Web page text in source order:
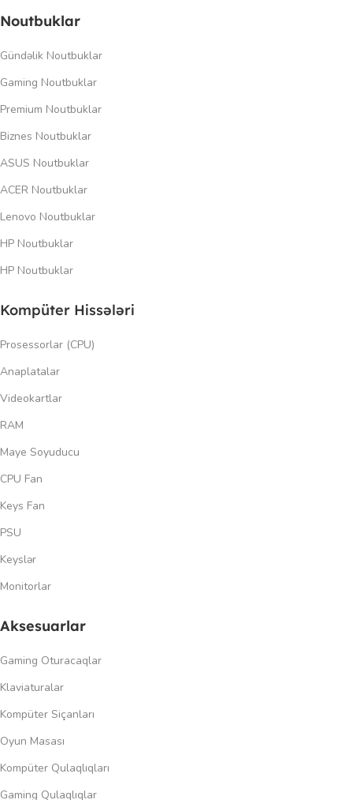
Noutbuklar
Gündəlik Noutbuklar
Gaming Noutbuklar
Premium Noutbuklar
Biznes Noutbuklar
ASUS Noutbuklar
ACER Noutbuklar
Lenovo Noutbuklar
HP Noutbuklar
HP Noutbuklar
Kompüter Hissələri
Prosessorlar (CPU)
Anaplatalar
Videokartlar
RAM
Maye Soyuducu
CPU Fan
Keys Fan
PSU
Keyslər
Monitorlar
Aksesuarlar
Gaming Oturacaqlar
Klaviaturalar
Kompüter Siçanları
Oyun Masası
Kompüter Qulaqlıqları
Gaming Qulaqlıqlar